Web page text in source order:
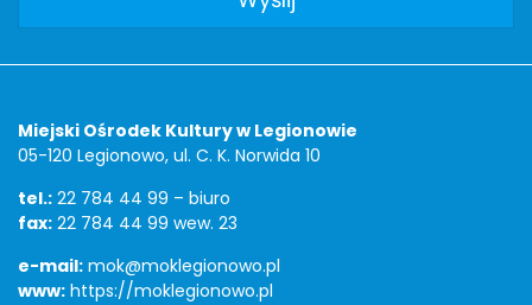
Miejski Ośrodek Kultury w Legionowie
05-120 Legionowo, ul. C. K. Norwida 10
tel.: 22 784 44 99 – biuro
fax: 22 784 44 99 wew. 23
e-mail: mok@moklegionowo.pl
www: https://moklegionowo.pl